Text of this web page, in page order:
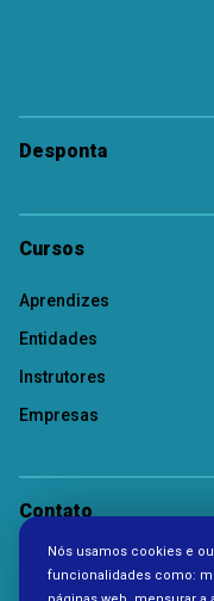
Desponta
Cursos
Aprendizes
Entidades
Instrutores
Empresas
Contato
Nós usamos cookies e
funcionalidades como: